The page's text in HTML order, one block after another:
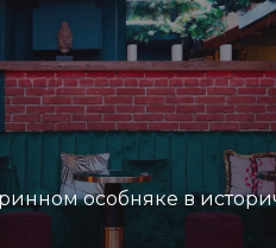
особняке в